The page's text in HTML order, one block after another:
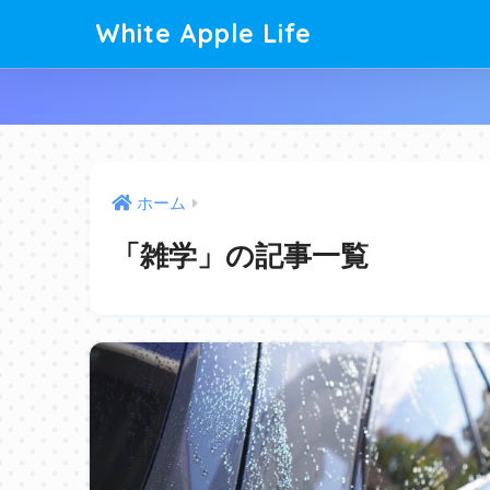
White Apple Life
ホーム
「雑学」の記事一覧